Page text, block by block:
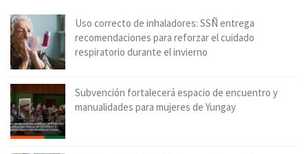
Uso correcto de inhaladores: SSÑ entrega
recomendaciones para reforzar el cuidado
respiratorio durante el invierno
Subvención fortalecerá espacio de encuentro y
manualidades para mujeres de Yungay